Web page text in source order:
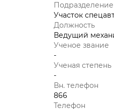
Подразделение
Участок
Должность
Ведущий
Ученое звание
-
Ученая степень
-
Вн. телефон
866
Телефон